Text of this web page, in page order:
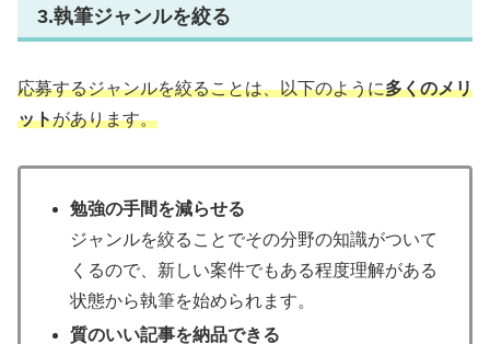
3.執筆ジャンルを絞る
応募するジャンルを絞ることは、以下のように多くのメリ
ットがあります。
勉強の手間を減らせる
ジャンルを絞ることでその分野の知識がついて
くるので、新しい案件でもある程度理解がある
状態から執筆を始められます。
質のいい記事を納品できる